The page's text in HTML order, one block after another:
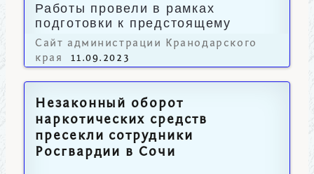
Работы провели в рамках
подготовки к предстоящему
осенне-зимнему периоду.
Сайт администрации Кранодарского
края
11.09.2023
Незаконный оборот
наркотических средств
пресекли сотрудники
Росгвардии в Сочи